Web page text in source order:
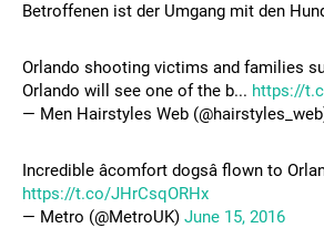
Betroffenen ist der Umgang mit den
Orlando shooting victims and families
Orlando will see one of the b... https://
— Men Hairstyles Web
Incredible âcomfort dogsâ flown to
https://t.co/JHrCsqORHx
— Metro (@MetroUK) June 15, 2016